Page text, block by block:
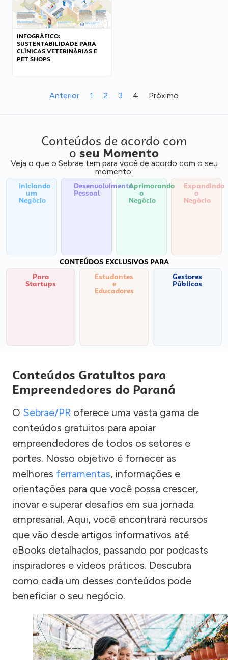
INFOGRÁFICO:
SUSTENTABILIDADE PARA
CLÍNICAS VETERINÁRIAS E
PET SHOPS
Anterior 1 2 3 4 Próximo
Conteúdos de acordo com
o seu Momento
Veja o que o Sebrae tem para você de acordo com o seu
momento:
Iniciando
um
Negócio
Desenvolvimento
Pessoal
Aprimorando
o
Negócio
Expandindo
o
Negócio
CONTEÚDOS EXCLUSIVOS PARA
Para
Startups
Estudantes
e
Educadores
Gestores
Públicos
Conteúdos Gratuitos para
Empreendedores do Paraná
O Sebrae/PR oferece uma vasta gama de
conteúdos gratuitos para apoiar
empreendedores de todos os setores e
portes. Nosso objetivo é fornecer as
melhores ferramentas, informações e
orientações para que você possa crescer,
inovar e superar desafios em sua jornada
empresarial. Aqui, você encontrará recursos
que vão desde artigos informativos até
eBooks detalhados, passando por podcasts
inspiradores e vídeos práticos. Descubra
como cada um desses conteúdos pode
beneficiar o seu negócio.